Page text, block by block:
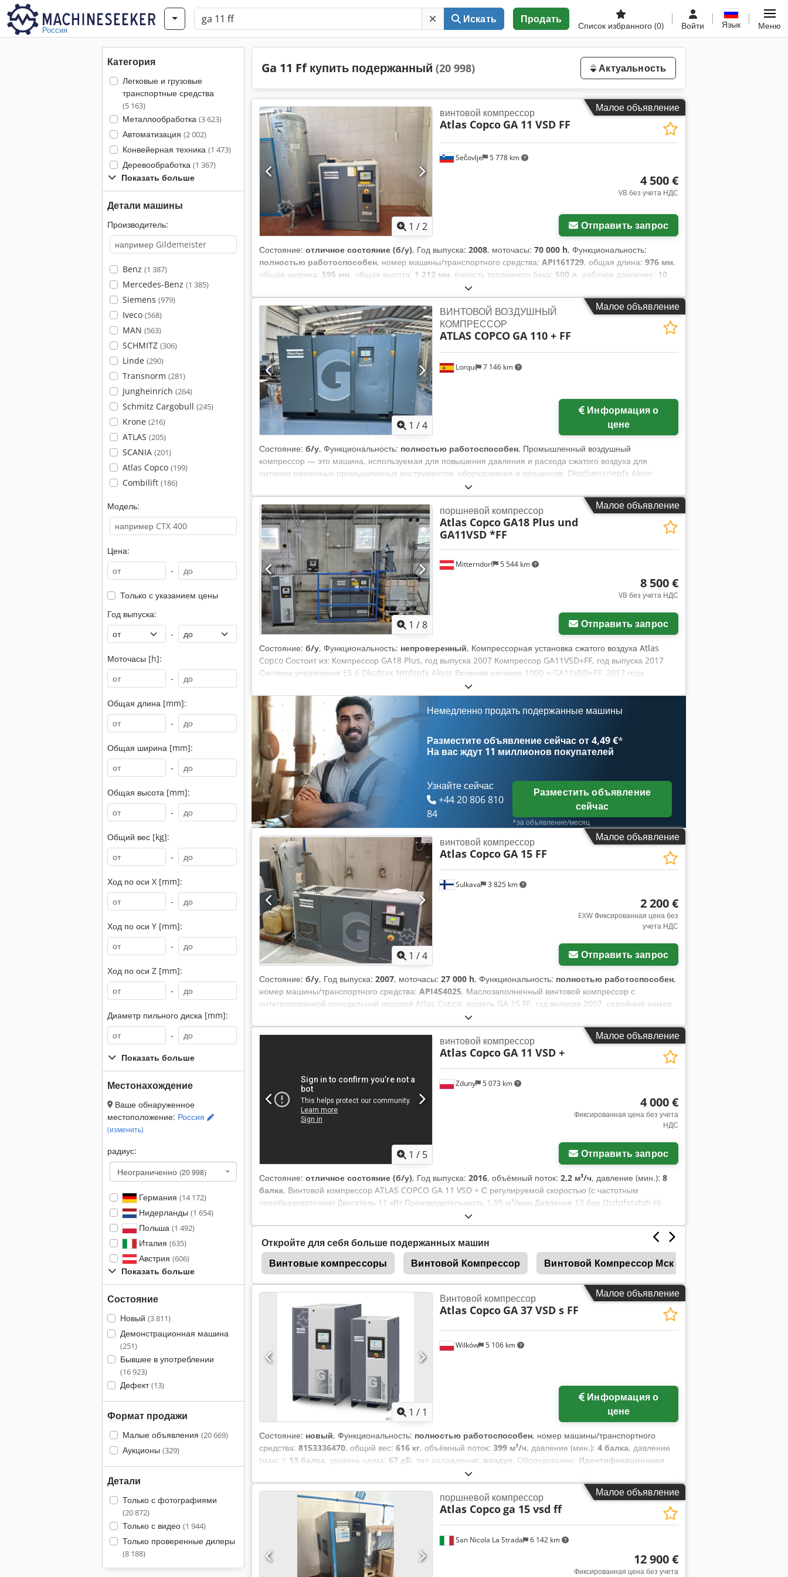
Россия
Искать Продать
Список избранного (0) Войти Язык Меню
Категория
Легковые и грузовые
транспортные средства
(5 163)
Металлообработка (3 623)
Автоматизация (2 002)
Конвейерная техника (1 473)
Деревообработка (1 367)
Показать больше
Детали машины
Производитель:
Benz (1 387)
Mercedes-Benz (1 385)
Siemens (979)
Iveco (568)
MAN (563)
SCHMITZ (306)
Linde (290)
Transnorm (281)
Jungheinrich (264)
Schmitz Cargobull (245)
Krone (216)
ATLAS (205)
SCANIA (201)
Atlas Copco (199)
Combilift (186)
Модель:
Цена:
-
Только с указанием цены
Год выпуска:
-
Моточасы [h]:
-
Общая длина [mm]:
-
Общая ширина [mm]:
-
Общая высота [mm]:
-
Общий вес [kg]:
-
Ход по оси X [mm]:
-
Ход по оси Y [mm]:
-
Ход по оси Z [mm]:
-
Диаметр пильного диска [mm]:
-
Показать больше
Местонахождение
Ваше обнаруженное
местоположение: Россия
(изменить)
радиус:
Неограниченно (20 998)
Германия (14 172)
Нидерланды (1 654)
Польша (1 492)
Италия (635)
Австрия (606)
Показать больше
Состояние
Новый (3 811)
Демонстрационная машина
(251)
Бывшее в употреблении
(16 923)
Дефект(13)
Формат продажи
Малые объявления (20 669)
Аукционы (329)
Детали
Только с фотографиями
(20 872)
Только с видео (1 944)
Только проверенные дилеры
(8 188)
Ga 11 Ff купить подержанный (20 998) Актуальность
Малое объявление
Запросить больше
1 /2
Sečovlje 5 778 km
винтовой компрессор
Atlas Copco GA 11 VSD FF
4 500 €
VB без учета НДС
Отправить запрос
Состояние: отличное состояние (б/у), Год выпуска: 2008, моточасы: 70 000 h, Функциональность:
полностью работоспособен, номер машины/транспортного средства: API161729, общая длина: 976 мм,
общая ширина: 595 мм, общая высота: 1 212 мм, ёмкость топливного бака: 500 л, рабочее давление: 10
67 дБ
документация / руководство, осушитель-холодильник, Продается винтовой компрессор ATLAS
COPCO GA 11 VSD FF - Модель: GA 11 VSD FF - Год выпуска: 2008 Dkedpfsy Ud Ibox Akvsr - Серийный
номер: API161729 - Мощность: 11 кВт В продаже хорошо сохранившийся винтовой компрессор с
воздушным фильтром и расширительным баком объемом 500 литров. Рабочее давление от 3 до 13 бар.
Устройство полностью исправно. Оборудование подключено к электросети и готово к тестированию.
Малое объявление
1 /4
Lorquí 7 146 km
ВИНТОВОЙ ВОЗДУШНЫЙ
КОМПРЕССОР
ATLAS COPCO GA 110 + FF
цене
Состояние: б/у, Функциональность: полностью работоспособен, Промышленный воздушный
компрессор — это машина, используемая для повышения давления и расхода сжатого воздуха для
питания различных промышленных инструментов, оборудования и процессов. Dkodjwnxziepfx Akver
Малое объявление
1 /8
Mitterndorf 5 544 km
поршневой компрессор
Atlas Copco GA18 Plus und
GA11VSD *FF
8 500 €
VB без учета НДС
Отправить запрос
Состояние: б/у, Функциональность: непроверенный, Компрессорная установка сжатого воздуха Atlas
Copco Состоит из: Компрессор GA18 Plus, год выпуска 2007 Компрессор GA11VSD+FF, год выпуска 2017
Система управления ES 6 Dksdsvx Nmfspfx Akvsr Включая ресивер 1000 л GA11VSD+FF, 2017 года
выпуска, наработка: около 20 000 ч GA 18 PLUS, 2007 года выпуска, наработка: около 58 000 ч Покупатель
должен самостоятельно организовать профессиональный демонтаж. Погрузчик предоставляется.
Немедленно продать подержанные машины
Разместите объявление сейчас от 4,49 €*
На вас ждут 11 миллионов покупателей
Узнайте сейчас
+44 20 806 810
84
Разместить объявление
сейчас
*за объявление/месяц
Малое объявление
1 /4
Sulkava 3 825 km
винтовой компрессор
Atlas Copco GA 15 FF
2 200 €
EXW Фиксированная цена без
учета НДС
Отправить запрос
Состояние: б/у, Год выпуска: 2007, моточасы: 27 000 h, Функциональность: полностью работоспособен,
номер машины/транспортного средства: API454025, Маслозаполненный винтовой компрессор с
интегрированной холодильной осушкой Atlas Copco, модель GA 15 FF, год выпуска 2007, серийный номер
API454025, наработано ~27 000 ч, с блоком управления Atlas Copco Elektronikon II Установка снята с
производства с 2022 года. Последнее обслуживание выполнено летом 2019 года / 23 460 ч По желанию
возможна комплектация ресивером для сжатого воздуха. Pmax 7,3 бар – 105 psi Qv 43 л/с – 2,58 м³/мин
Мощность двигателя 15 кВт – 20 л.с. Упаковка и загрузка на прицеп включены в цену, Инкотермс FOT.
Малое объявление
1 / 5
Zduny 5 073 km
винтовой компрессор
Atlas Copco GA 11 VSD +
4 000 €
Фиксированная цена без учета
НДС
Отправить запрос
Состояние: отличное состояние (б/у), Год выпуска: 2016, объёмный поток: 2,2 м³/ч, давление (мин.): 8
балка, Винтовой компрессор ATLAS COPCO GA 11 VSD + С регулируемой скоростью (с частотным
преобразователем) Двигатель 11 кВт Производительность 1,95 м³/мин Давление 13 бар Dsdpfxsytyh Hj
Откройте для себя больше подержанных машин
Винтовые компрессоры
Винтовой Компрессор Винтовой Компрессор Мск Я
Поршневой Шток Компрессоры
Малое объявление
1 / 1
Wilków 5 106 km
Винтовой компрессор
Atlas Copco GA 37 VSD s FF
цене
Состояние: новый, Функциональность: полностью работоспособен, номер машины/транспортного
средства: 8153336470, общий вес: 616 кг, объёмный поток: 399 м³/ч, давление (мин.): 4 балка, давление
(макс.): 13 балка, уровень шума: 67 дБ, тип охлаждения: воздух, Оборудование: Идентификационная
табличка в наличии, документация / руководство, осушитель-холодильник
компанией, которая специализируется на сжатом воздухе уже более 20 лет. Профессиональный уровень
обслуживания и высокое качество предлагаемых нашей компанией товаров, «проверенных» на рынке,
гарантируют успешное сотрудничество с вами. Предлагаем НОВЫЙ винтовой компрессор Atlas Copco
GA37VSDs FF (регулируемая скорость со встроенным осушителем) Машина оснащена преобразователем
частоты (инвертором), изготовленным на основе новейших технологий, что обеспечивает большую
эффективность и производительность: В среднем на 20% ниже удельное энергопотребление (SER), чем в
предыдущих моделях серии GA VSD. Экологическая и эффективная система привода с переменной
скоростью VSD+ снижает потребление энергии в среднем на 50% по сравнению с моделями,
Малое объявление
San Nicola La Strada 6 142 km
поршневой компрессор
Atlas Copcoga 15 vsd ff
12 900 €
Фиксированная цена без учета